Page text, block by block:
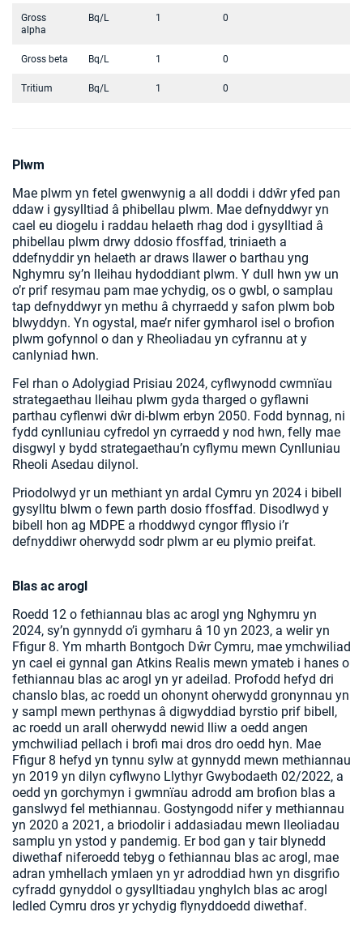
Gross
alpha
Bq/L 1 0
Gross beta Bq/L 1 0
Tritium Bq/L 1 0
Plwm
Mae plwm yn fetel gwenwynig a all doddi i ddŵr yfed pan
ddaw i gysylltiad â phibellau plwm. Mae defnyddwyr yn
cael eu diogelu i raddau helaeth rhag dod i gysylltiad â
phibellau plwm drwy ddosio ffosffad, triniaeth a
ddefnyddir yn helaeth ar draws llawer o barthau yng
Nghymru sy’n lleihau hydoddiant plwm. Y dull hwn yw un
o’r prif resymau pam mae ychydig, os o gwbl, o samplau
tap defnyddwyr yn methu â chyrraedd y safon plwm bob
blwyddyn. Yn ogystal, mae’r nifer gymharol isel o brofion
plwm gofynnol o dan y Rheoliadau yn cyfrannu at y
canlyniad hwn.
Fel rhan o Adolygiad Prisiau 2024, cyflwynodd cwmnïau
strategaethau lleihau plwm gyda tharged o gyflawni
parthau cyflenwi dŵr di-blwm erbyn 2050. Fodd bynnag, ni
fydd cynlluniau cyfredol yn cyrraedd y nod hwn, felly mae
disgwyl y bydd strategaethau’n cyflymu mewn Cynlluniau
Rheoli Asedau dilynol.
Priodolwyd yr un methiant yn ardal Cymru yn 2024 i bibell
gysylltu blwm o fewn parth dosio ffosffad. Disodlwyd y
bibell hon ag MDPE a rhoddwyd cyngor fflysio i’r
defnyddiwr oherwydd sodr plwm ar eu plymio preifat.
Blas ac arogl
Roedd 12 o fethiannau blas ac arogl yng Nghymru yn
2024, sy’n gynnydd o’i gymharu â 10 yn 2023, a welir yn
Ffigur 8. Ym mharth Bontgoch Dŵr Cymru, mae ymchwiliad
yn cael ei gynnal gan Atkins Realis mewn ymateb i hanes o
fethiannau blas ac arogl yn yr adeilad. Profodd hefyd dri
chanslo blas, ac roedd un ohonynt oherwydd gronynnau yn
y sampl mewn perthynas â digwyddiad byrstio prif bibell,
ac roedd un arall oherwydd newid lliw a oedd angen
ymchwiliad pellach i brofi mai dros dro oedd hyn. Mae
Ffigur 8 hefyd yn tynnu sylw at gynnydd mewn methiannau
yn 2019 yn dilyn cyflwyno Llythyr Gwybodaeth 02/2022, a
oedd yn gorchymyn i gwmnïau adrodd am brofion blas a
ganslwyd fel methiannau. Gostyngodd nifer y methiannau
yn 2020 a 2021, a briodolir i addasiadau mewn lleoliadau
samplu yn ystod y pandemig. Er bod gan y tair blynedd
diwethaf niferoedd tebyg o fethiannau blas ac arogl, mae
adran ymhellach ymlaen yn yr adroddiad hwn yn disgrifio
cyfradd gynyddol o gysylltiadau ynghylch blas ac arogl
ledled Cymru dros yr ychydig flynyddoedd diwethaf.